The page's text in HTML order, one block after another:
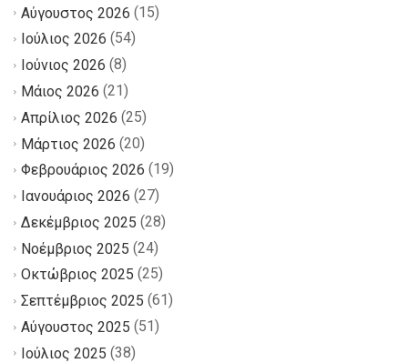
Αύγουστος 2026 (15)
Ιούλιος 2026 (54)
Ιούνιος 2026 (8)
Μάιος 2026 (21)
Απρίλιος 2026 (25)
Μάρτιος 2026 (20)
Φεβρουάριος 2026 (19)
Ιανουάριος 2026 (27)
Δεκέμβριος 2025 (28)
Νοέμβριος 2025 (24)
Οκτώβριος 2025 (25)
Σεπτέμβριος 2025 (61)
Αύγουστος 2025 (51)
Ιούλιος 2025 (38)